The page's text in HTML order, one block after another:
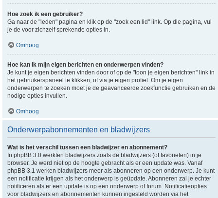
Hoe zoek ik een gebruiker?
Ga naar de "leden" pagina en klik op de "zoek een lid" link. Op die pagina, vul
je de voor zichzelf sprekende opties in.
Omhoog
Hoe kan ik mijn eigen berichten en onderwerpen vinden?
Je kunt je eigen berichten vinden door of op de "toon je eigen berichten" link in
het gebruikerspaneel te klikken, of via je eigen profiel. Om je eigen
onderwerpen te zoeken moet je de geavanceerde zoekfunctie gebruiken en de
nodige opties invullen.
Omhoog
Onderwerpabonnementen en bladwijzers
Wat is het verschil tussen een bladwijzer en abonnement?
In phpBB 3.0 werkten bladwijzers zoals de bladwijzers (of favorieten) in je
browser. Je werd niet op de hoogte gebracht als er een update was. Vanaf
phpBB 3.1 werken bladwijzers meer als abonneren op een onderwerp. Je kunt
een notificatie krijgen als het onderwerp is geüpdate. Abonneren zal je echter
notificeren als er een update is op een onderwerp of forum. Notificatieopties
voor bladwijzers en abonnementen kunnen ingesteld worden via het